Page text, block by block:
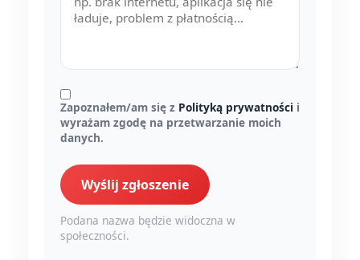
Zapoznałem/am się z Polityką prywatności i
wyrażam zgodę na przetwarzanie moich
danych.
Wyślij zgłoszenie
Podana nazwa będzie widoczna w
społeczności.